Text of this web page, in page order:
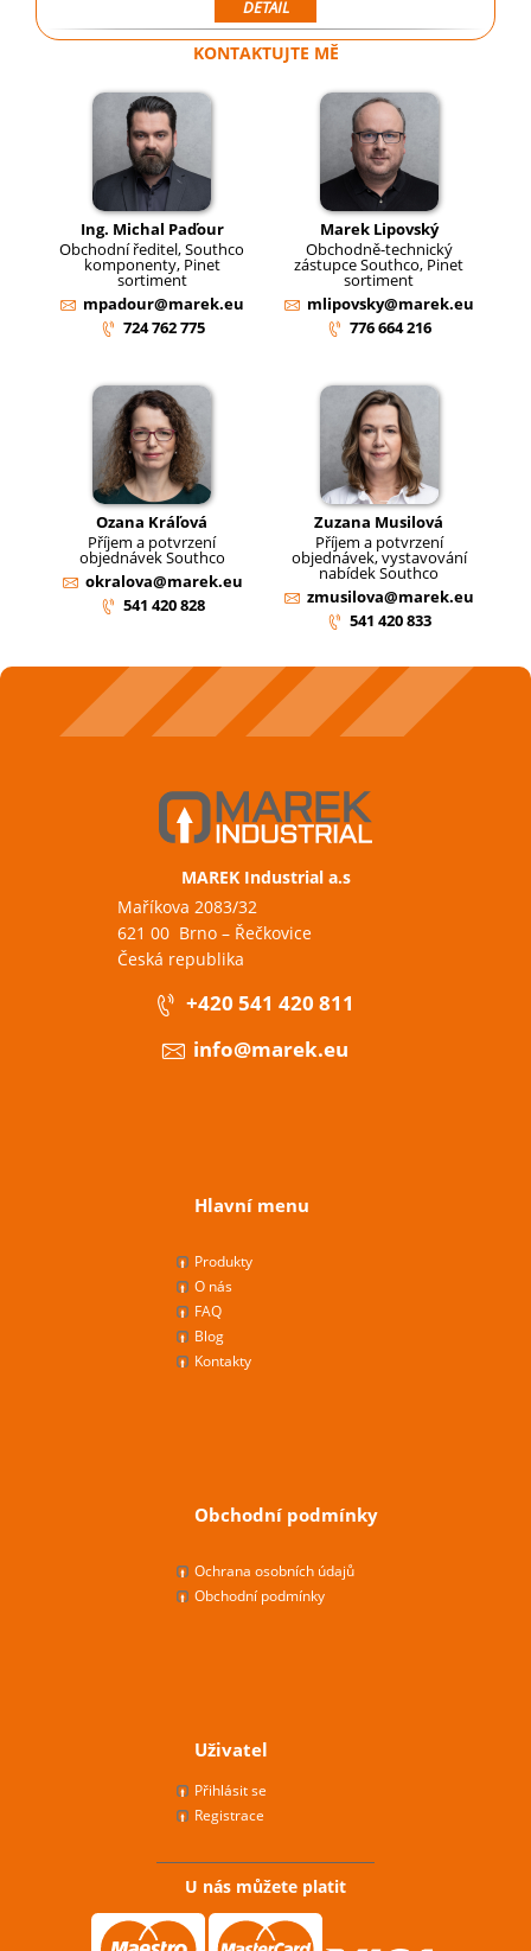
DETAIL
KONTAKTUJTE MĚ
Ing. Michal Paďour
Obchodní ředitel, Southco
komponenty, Pinet
sortiment
mpadour@marek.eu
724 762 775
Marek Lipovský
Obchodně-technický
zástupce Southco, Pinet
sortiment
mlipovsky@marek.eu
776 664 216
Ozana Kráľová
Příjem a potvrzení
objednávek Southco
okralova@marek.eu
541 420 828
Zuzana Musilová
Příjem a potvrzení
objednávek, vystavování
nabídek Southco
zmusilova@marek.eu
541 420 833
MAREK Industrial a.s
Maříkova 2083/32
621 00 Brno – Řečkovice
Česká republika
+420 541 420 811
info@marek.eu
Hlavní menu
Produkty
O nás
FAQ
Blog
Kontakty
Obchodní podmínky
Ochrana osobních údajů
Obchodní podmínky
Uživatel
Přihlásit se
Registrace
U nás můžete platit